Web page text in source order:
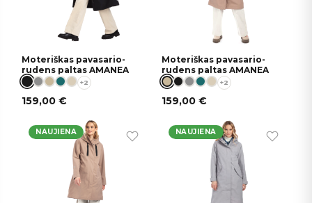
Moteriškas pavasario-
rudens paltas AMANEA
+2
159,00€
Moteriškas pavasario-
rudens paltas AMANEA
+2
159,00 €
NAUJIENA NAUJIENA